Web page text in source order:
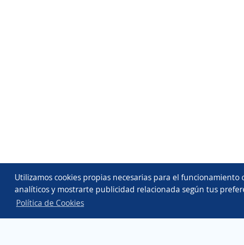
Utilizamos cookies propias necesarias para el
analíticos y mostrarte publicidad relacionada según tus
Política de Cookies